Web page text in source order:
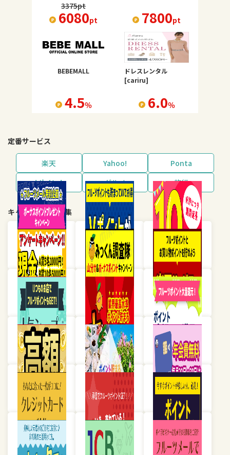
3375pt
6080pt 7800pt
BEBEMALL
4.5％
ドレスレンタル
[cariru]
6.0％
定番サービス
楽天 Yahoo!
Ponta
dポイント
グルメ 旅行
キャンペーン・特集